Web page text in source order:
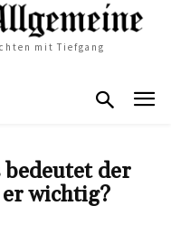
mit Tiefgang
bedeutet der
wichtig?